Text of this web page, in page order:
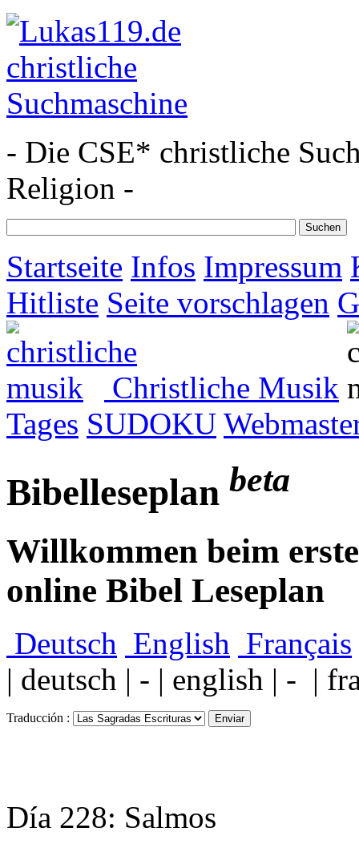
- Die CSE* christliche
Religion -
Startseite Infos Impressum
Hitliste Seite vorschlagen
Christliche Musik
Tages SUDOKU
Bibelleseplan beta
Willkommen beim
online Bibel Leseplan
Deutsch English Français
| deutsch | - | english | - |
Traducción :
Día 228: Salmos